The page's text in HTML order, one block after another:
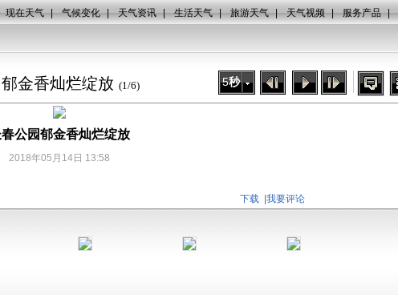
现在天气 | 气候变化 | 天气资讯 | 生活天气 | 旅游天气 | 天气视频 | 服务产品 |
金香灿烂绽放 (1/6) 5秒
公园郁金香灿烂绽放
2018年05月14日 13:58
下载 我要评论